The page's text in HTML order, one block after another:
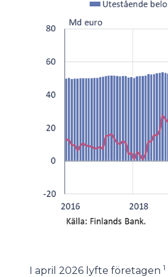
I april 2026 lyfte företagen 1